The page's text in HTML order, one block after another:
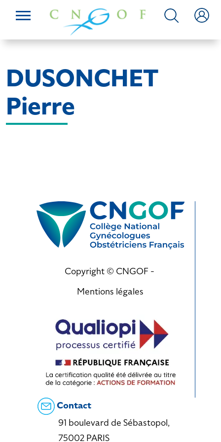
DUSONCHET
Pierre
Copyright © CNGOF -
Mentions légales
Contact
91 boulevard de Sébastopol,
75002 PARIS